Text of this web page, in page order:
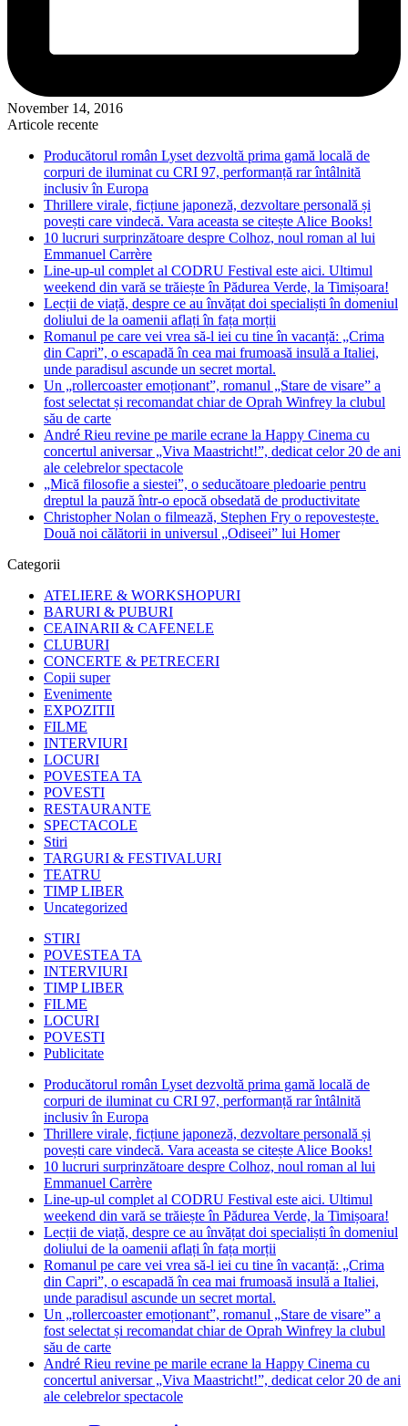
November 14, 2016
Articole recente
Producătorul român Lyset dezvoltă prima gamă locală de
corpuri de iluminat cu CRI 97, performanță rar întâlnită
inclusiv în Europa
Thrillere virale, ficțiune japoneză, dezvoltare personală și
povești care vindecă. Vara aceasta se citește Alice Books!
10 lucruri surprinzătoare despre Colhoz, noul roman al lui
Emmanuel Carrère
Line-up-ul complet al CODRU Festival este aici. Ultimul
weekend din vară se trăiește în Pădurea Verde, la Timișoara!
Lecții de viață, despre ce au învățat doi specialiști în domeniul
doliului de la oamenii aflați în fața morții
Romanul pe care vei vrea să-l iei cu tine în vacanță: „Crima
din Capri”, o escapadă în cea mai frumoasă insulă a Italiei,
unde paradisul ascunde un secret mortal.
Un „rollercoaster emoționant”, romanul „Stare de visare” a
fost selectat și recomandat chiar de Oprah Winfrey la clubul
său de carte
André Rieu revine pe marile ecrane la Happy Cinema cu
concertul aniversar „Viva Maastricht!”, dedicat celor 20 de ani
ale celebrelor spectacole
„Mică filosofie a siestei”, o seducătoare pledoarie pentru
dreptul la pauză într-o epocă obsedată de productivitate
Christopher Nolan o filmează, Stephen Fry o repovestește.
Două noi călătorii in universul „Odiseei” lui Homer
Categorii
ATELIERE & WORKSHOPURI
BARURI & PUBURI
CEAINARII & CAFENELE
CLUBURI
CONCERTE & PETRECERI
Copii super
Evenimente
EXPOZITII
FILME
INTERVIURI
LOCURI
POVESTEA TA
POVESTI
RESTAURANTE
SPECTACOLE
Stiri
TARGURI & FESTIVALURI
TEATRU
TIMP LIBER
Uncategorized
STIRI
POVESTEA TA
INTERVIURI
TIMP LIBER
FILME
LOCURI
POVESTI
Publicitate
Producătorul român Lyset dezvoltă prima gamă locală de
corpuri de iluminat cu CRI 97, performanță rar întâlnită
inclusiv în Europa
Thrillere virale, ficțiune japoneză, dezvoltare personală și
povești care vindecă. Vara aceasta se citește Alice Books!
10 lucruri surprinzătoare despre Colhoz, noul roman al lui
Emmanuel Carrère
Line-up-ul complet al CODRU Festival este aici. Ultimul
weekend din vară se trăiește în Pădurea Verde, la Timișoara!
Lecții de viață, despre ce au învățat doi specialiști în domeniul
doliului de la oamenii aflați în fața morții
Romanul pe care vei vrea să-l iei cu tine în vacanță: „Crima
din Capri”, o escapadă în cea mai frumoasă insulă a Italiei,
unde paradisul ascunde un secret mortal.
Un „rollercoaster emoționant”, romanul „Stare de visare” a
fost selectat și recomandat chiar de Oprah Winfrey la clubul
său de carte
André Rieu revine pe marile ecrane la Happy Cinema cu
concertul aniversar „Viva Maastricht!”, dedicat celor 20 de ani
ale celebrelor spectacole